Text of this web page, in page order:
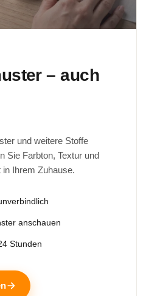
– auch
und weitere Stoffe
Sie Farbton, Textur und
Ihrem Zuhause.
anschauen
Stunden